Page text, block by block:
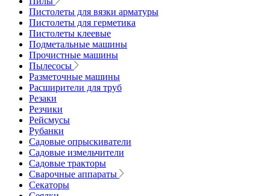
Пистолеты для вязки арматуры
Пистолеты для герметика
Пистолеты клеевые
Подметальные машины
Прочистные машины
Пылесосы
Разметочные машины
Расширители для труб
Резаки
Резчики
Рейсмусы
Рубанки
Садовые опрыскиватели
Садовые измельчители
Садовые тракторы
Сварочные аппараты
Секаторы